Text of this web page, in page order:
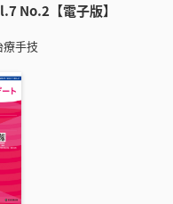
No.2【電子版】
手技